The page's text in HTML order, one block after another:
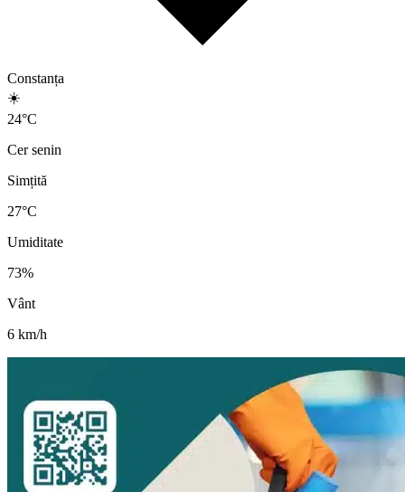
Constanța
☀️
24°C
Cer senin
Simțită
27°C
Umiditate
73%
Vânt
6 km/h